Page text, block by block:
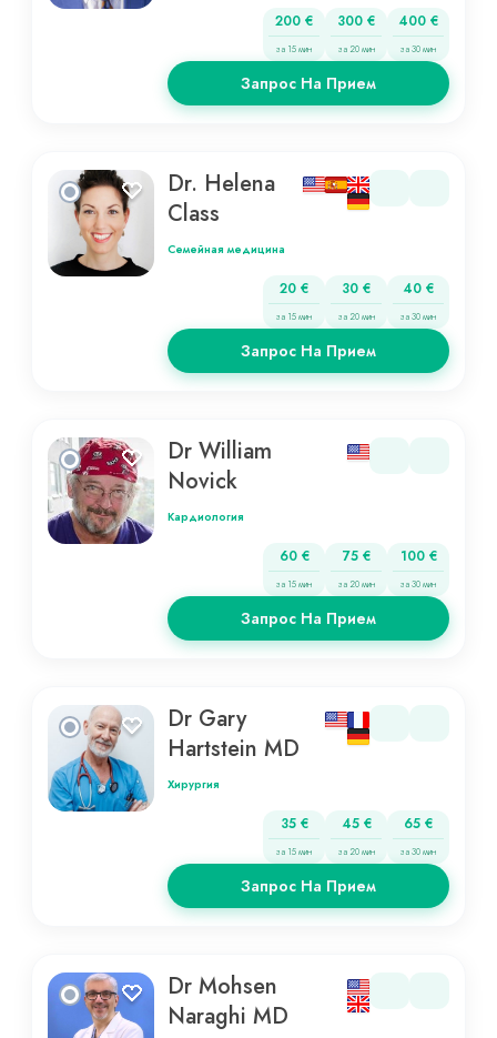
200 €
за 15 мин
300 €
за 20 мин
400 €
за 30 мин
Запрос На Прием
Dr. Helena
Class
Семейная медицина
20 €
за 15 мин
30 €
за 20 мин
40 €
за 30 мин
Запрос На Прием
Dr William
Novick
Кардиология
60 €
за 15 мин
75 €
за 20 мин
100 €
за 30 мин
Запрос На Прием
Dr Gary
Hartstein MD
Хирургия
35 €
за 15 мин
45 €
за 20 мин
65 €
за 30 мин
Запрос На Прием
Dr Mohsen
Naraghi MD